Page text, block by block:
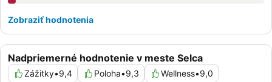
Nadpriemerné hodnotenie v meste Selca
Zážitky•9,4 Poloha•9,3 Wellness•9,0
Zobraziť hodnotenia